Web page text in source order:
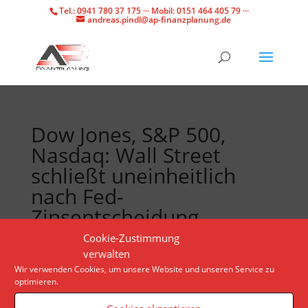
Cookie-Zustimmung
verwalten
Wir verwenden Cookies, um unsere Website und unseren Service zu
optimieren.
Tel.: 0941 780 37 175 ··· Mobil: 0151 464 405 79 ···
andreas.pindl@ap-finanzplanung.de
Dow Jones, S&P 500,
Nasdaq: Wall Street
schließt uneinheitlich
nach Fed-
Zinsentscheidung
Die Notenbank hat die Zinsen wie erwartet nicht
angetastet, auch im Juni wird es keine Zinssenkung
geben. Der Dow Jones kann leicht zulegen, die
Nasdaq und der S&P 500 schließen im Minus.